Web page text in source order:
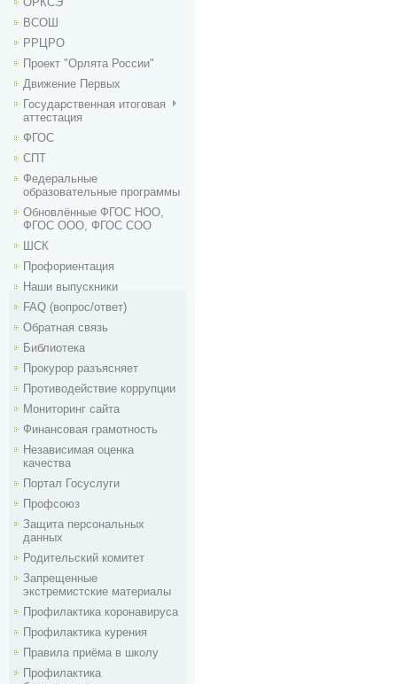
ВСОШ
РРЦРО
Проект "Орлята России"
Движение Первых
Государственная итоговая
аттестация
ФГОС
СПТ
Федеральные
образовательные программы
Обновлённые ФГОС НОО,
ФГОС ООО, ФГОС СОО
ШСК
Профориентация
Наши выпускники
FAQ (вопрос/ответ)
Обратная связь
Библиотека
Прокурор разъясняет
Противодействие коррупции
Мониторинг сайта
Финансовая грамотность
Независимая оценка
качества
Портал Госуслуги
Профсоюз
Защита персональных
данных
Родительский комитет
Запрещенные
экстремистские материалы
Профилактика коронавируса
Профилактика курения
Правила приёма в школу
Профилактика